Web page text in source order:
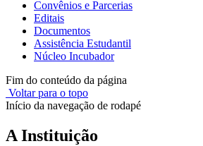
Convênios e Parcerias
Editais
Documentos
Assistência Estudantil
Núcleo Incubador
Fim do conteúdo da página
Voltar para o topo
Início da navegação de rodapé
A Instituição